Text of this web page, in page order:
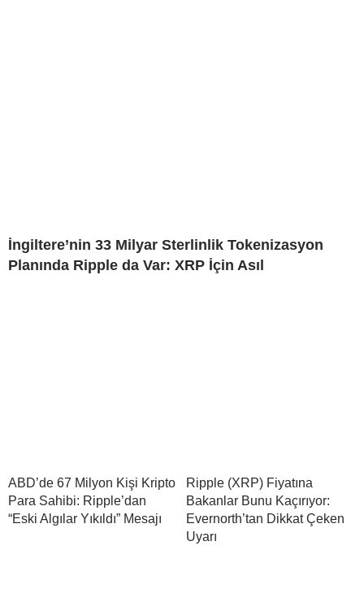
İngiltere’nin 33 Milyar Sterlinlik Tokenizasyon
Planında Ripple da Var: XRP İçin Asıl
ABD’de 67 Milyon Kişi Kripto
Para Sahibi: Ripple’dan
“Eski Algılar Yıkıldı” Mesajı
Ripple (XRP) Fiyatına
Bakanlar Bunu Kaçırıyor:
Evernorth’tan Dikkat Çeken
Uyarı